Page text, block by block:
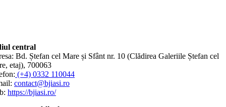
central
Bd. Ștefan cel Mare și Sfânt nr. 10 (Clădirea Galeriile Ștefan cel
etaj), 700063
(+4) 0332 110044
contact@bjiasi.ro
https://bjiasi.ro/